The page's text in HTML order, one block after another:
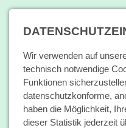
Home
Wir verwenden auf
technisch notwendige
Funktionen
datenschutzkonforme,
haben die Möglichkeit,
dieser Statistik jederzeit